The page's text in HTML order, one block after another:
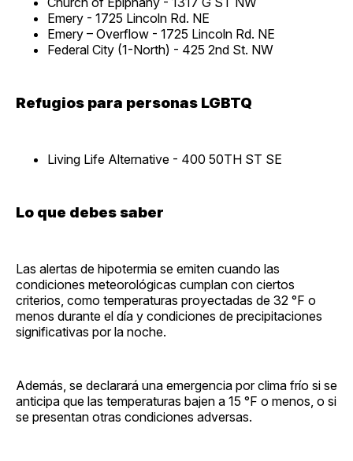
Emery - 1725 Lincoln Rd. NE
Emery – Overflow - 1725 Lincoln Rd. NE
Federal City (1-North) - 425 2nd St. NW
Refugios para personas LGBTQ
Living Life Alternative - 400 50TH ST SE
Lo que debes saber
Las alertas de hipotermia se emiten cuando las
condiciones meteorológicas cumplan con ciertos
criterios, como temperaturas proyectadas de 32 °F o
menos durante el día y condiciones de precipitaciones
significativas por la noche.
Además, se declarará una emergencia por clima frío si se
anticipa que las temperaturas bajen a 15 °F o menos, o si
se presentan otras condiciones adversas.